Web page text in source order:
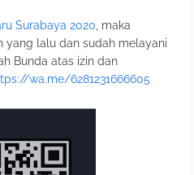
Surabaya 2020 , maka
yang lalu dan sudah melayani
Bunda atas izin dan
wa.me/6281231666605